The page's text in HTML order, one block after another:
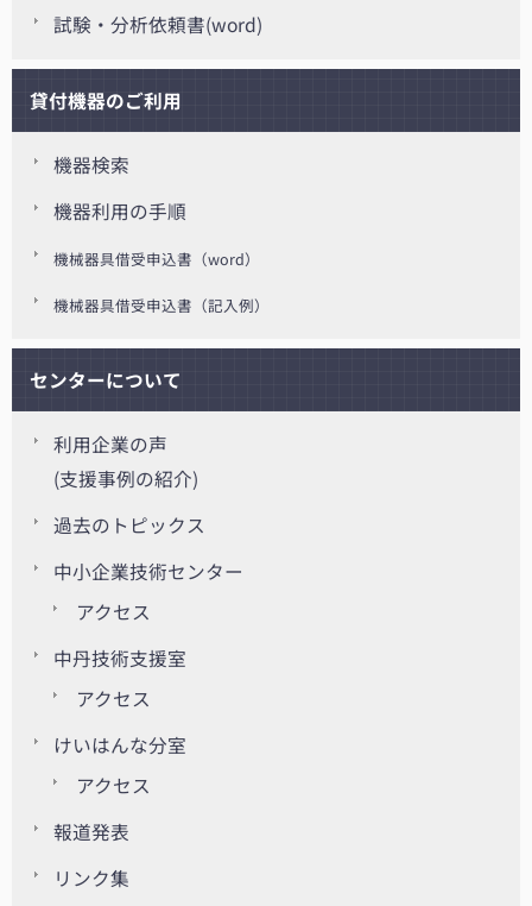
試験・分析依頼書(word)
貸付機器のご利用
機器検索
機器利用の手順
機械器具借受申込書（word）
機械器具借受申込書（記入例）
センターについて
利用企業の声
(支援事例の紹介)
過去のトピックス
中小企業技術センター
アクセス
中丹技術支援室
アクセス
けいはんな分室
アクセス
報道発表
リンク集